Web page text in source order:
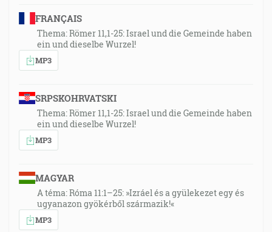
FRANÇAIS
Thema: Römer 11,1-25: Israel und die Gemeinde haben
ein und dieselbe Wurzel!
MP3
SRPSKOHRVATSKI
Thema: Römer 11,1-25: Israel und die Gemeinde haben
ein und dieselbe Wurzel!
MP3
MAGYAR
A téma: Róma 11:1–25: »Izráel és a gyülekezet egy és
ugyanazon gyökérből származik!«
MP3